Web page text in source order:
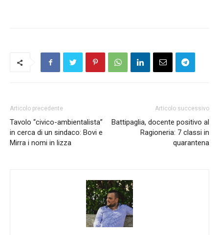
Articolo precedente
Tavolo “civico-ambientalista”
in cerca di un sindaco: Bovi e
Mirra i nomi in lizza
Articolo successivo
Battipaglia, docente positivo al
Ragioneria: 7 classi in
quarantena